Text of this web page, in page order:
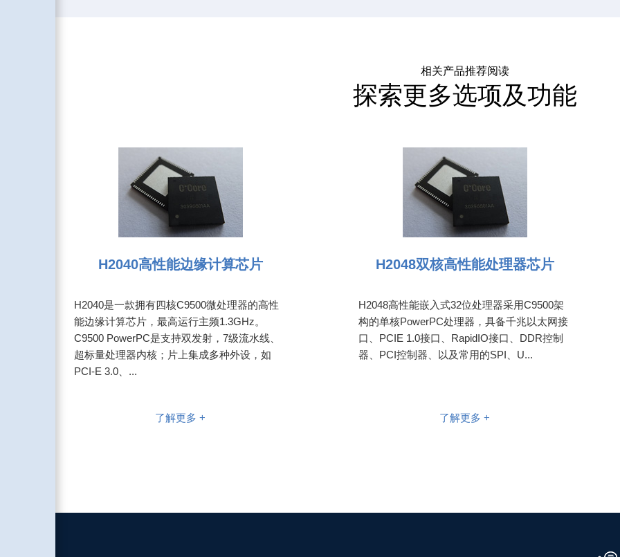
相关产品推荐阅读
探索更多选项及功能
H2040高性能边缘计算芯片
H2040是一款拥有四核C9500微处理器的高性
能边缘计算芯片，最高运行主频1.3GHz。
C9500 PowerPC是支持双发射，7级流水线、
超标量处理器内核；片上集成多种外设，如
PCI-E 3.0、...
了解更多 +
H2048双核高性能处理器芯片
H2048高性能嵌入式32位处理器采用C9500架
构的单核PowerPC处理器，具备千兆以太网接
口、PCIE 1.0接口、RapidIO接口、DDR控制
器、PCI控制器、以及常用的SPI、U...
了解更多 +